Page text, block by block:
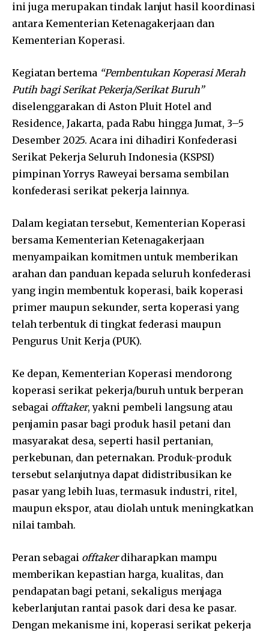
ini juga merupakan tindak lanjut hasil koordinasi
antara Kementerian Ketenagakerjaan dan
Kementerian Koperasi.
Kegiatan bertema “Pembentukan Koperasi Merah
Putih bagi Serikat Pekerja/Serikat Buruh”
diselenggarakan di Aston Pluit Hotel and
Residence, Jakarta, pada Rabu hingga Jumat, 3–5
Desember 2025. Acara ini dihadiri Konfederasi
Serikat Pekerja Seluruh Indonesia (KSPSI)
pimpinan Yorrys Raweyai bersama sembilan
konfederasi serikat pekerja lainnya.
Dalam kegiatan tersebut, Kementerian Koperasi
bersama Kementerian Ketenagakerjaan
menyampaikan komitmen untuk memberikan
arahan dan panduan kepada seluruh konfederasi
yang ingin membentuk koperasi, baik koperasi
primer maupun sekunder, serta koperasi yang
telah terbentuk di tingkat federasi maupun
Pengurus Unit Kerja (PUK).
Ke depan, Kementerian Koperasi mendorong
koperasi serikat pekerja/buruh untuk berperan
sebagai offtaker, yakni pembeli langsung atau
penjamin pasar bagi produk hasil petani dan
masyarakat desa, seperti hasil pertanian,
perkebunan, dan peternakan. Produk-produk
tersebut selanjutnya dapat didistribusikan ke
pasar yang lebih luas, termasuk industri, ritel,
maupun ekspor, atau diolah untuk meningkatkan
nilai tambah.
Peran sebagai offtakerdiharapkan mampu
memberikan kepastian harga, kualitas, dan
pendapatan bagi petani, sekaligus menjaga
keberlanjutan rantai pasok dari desa ke pasar.
Dengan mekanisme ini, koperasi serikat pekerja